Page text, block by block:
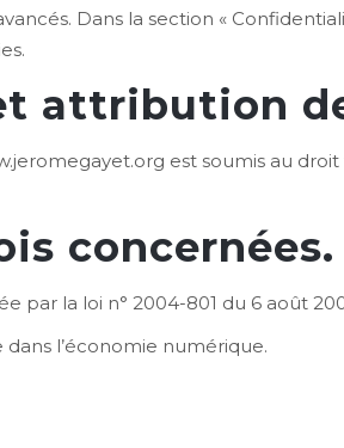
Dans la section «
attribution
est soumis au
concernées.
par la loi n° 2004-801 du 6 août
dans l’économie numérique.